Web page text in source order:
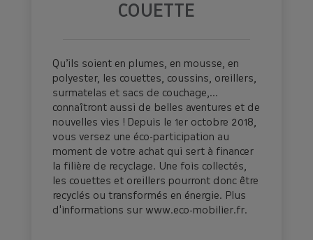
COUETTE
Qu’ils soient en plumes, en mousse, en
polyester, les couettes, coussins, oreillers,
surmatelas et sacs de couchage,...
connaîtront aussi de belles aventures et de
nouvelles vies ! Depuis le 1er octobre 2018,
vous versez une éco-participation au
moment de votre achat qui sert à financer
la filière de recyclage. Une fois collectés,
les couettes et oreillers pourront donc être
recyclés ou transformés en énergie. Plus
d'informations sur www.eco-mobilier.fr.